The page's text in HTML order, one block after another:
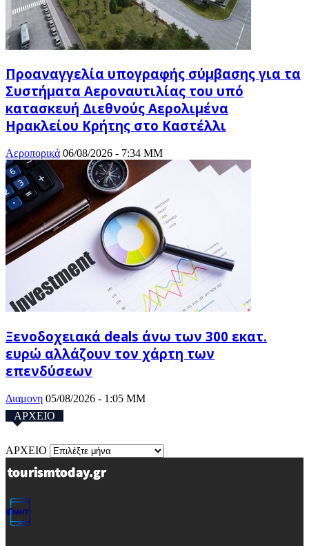
Προαναγγελία υπογραφής σύμβασης για τα
Συστήματα Αεροναυτιλίας του υπό
κατασκευή Διεθνούς Αερολιμένα
Ηρακλείου Κρήτης στο Καστέλλι
Αεροπορικά 06/08/2026 - 7:34 ΜΜ
Ξενοδοχειακά deals άνω των 300 εκατ.
ευρώ αλλάζουν τον χάρτη των
επενδύσεων
Διαμονη 05/08/2026 - 1:05 ΜΜ
ΑΡΧΕΙΟ
ΑΡΧΕΙΟ